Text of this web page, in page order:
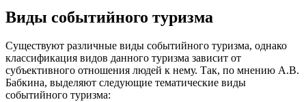
Виды событийного туризма
Существуют различные виды событийного туризма, однако
классификация видов данного туризма зависит от
субъективного отношения людей к нему. Так, по мнению А.В.
Бабкина, выделяют следующие тематические виды
событийного туризма: